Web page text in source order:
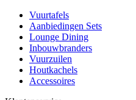
Vuurtafels
Aanbiedingen Sets
Lounge Dining
Inbouwbranders
Vuurzuilen
Houtkachels
Accessoires